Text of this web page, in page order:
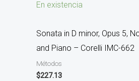
En existencia
Sonata in D minor, Opus 5,
and Piano – Corelli IMC-662
Métodos
$227.13